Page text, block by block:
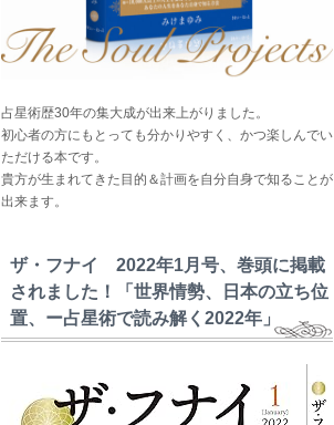
占星術歴30年の集大成が出来上がりました。
初心者の方にもとっても分かりやすく、かつ楽しんでい
ただける本です。
貴方が生まれてきた目的＆計画を自分自身で知ることが
出来ます。
ザ・フナイ 2022年1月号、巻頭に掲載
されました！「世界情勢、日本の立ち位
置、ー占星術で読み解く2022年」